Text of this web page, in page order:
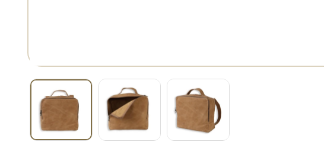
Abrir
elemento
multimedia
una
ventana
modal